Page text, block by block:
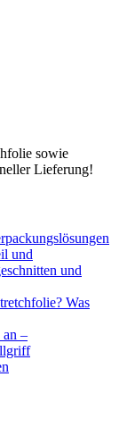
sowie
Lieferung!
und
und
Was
–